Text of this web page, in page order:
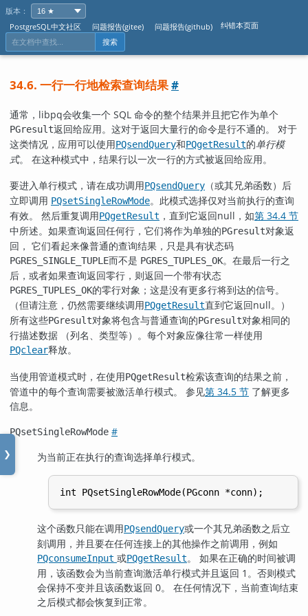
版本：
PostgreSQL中文社区
问题报告(gitee) 问题报告(github) 纠错本页面
搜索
❯
34.6. 一行一行地检索查询结果#
通常， libpq会收集一个 SQL 命令的整个结果并且把它作为单个
PGresult返回给应用。这对于返回大量行的命令是行不通的。 对于
这类情况，应用可以使用PQsendQuery和PQgetResult的单行模
式。 在这种模式中，结果行以一次一行的方式被返回给应用。
要进入单行模式，请在成功调用PQsendQuery （或其兄弟函数）后
立即调用 PQsetSingleRowMode。此模式选择仅对当前执行的查询
有效。 然后重复调用PQgetResult ，直到它返回null，如第 34.4 节
中所述。如果查询返回任何行，它们将作为单独的PGresult对象返
回， 它们看起来像普通的查询结果，只是具有状态码
PGRES_SINGLE_TUPLE而不是 PGRES_TUPLES_OK。在最后一行之
后，或者如果查询返回零行，则返回一个带有状态
PGRES_TUPLES_OK的零行对象；这是没有更多行将到达的信号。
（但请注意，仍然需要继续调用PQgetResult直到它返回null。）
所有这些PGresult对象将包含与普通查询的PGresult对象相同的
行描述数据 （列名、类型等）。每个对象应像往常一样使用
PQclear释放。
当使用管道模式时，在使用PQgetResult检索该查询的结果之前，
管道中的每个查询需要被激活单行模式。 参见第 34.5 节 了解更多
信息。
PQsetSingleRowMode #
为当前正在执行的查询选择单行模式。
这个函数只能在调用PQsendQuery或一个其兄弟函数之后立
刻调用，并且要在任何连接上的其他操作之前调用，例如
PQconsumeInput 或PQgetResult。 如果在正确的时间被调
用，该函数会为当前查询激活单行模式并且返回 1。否则模式
会保持不变并且该函数返回 0。 在任何情况下，当前查询结束
之后模式都会恢复到正常。